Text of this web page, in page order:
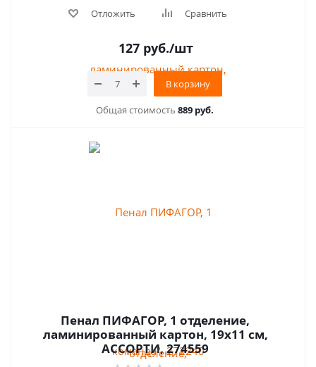
Отложить Сравнить
127руб./шт
В корзину
Общая стоимость 889 руб.
Пенал ПИФАГОР, 1 отделение,
ламинированный картон, 19х11 см,
АССОРТИ, 274559